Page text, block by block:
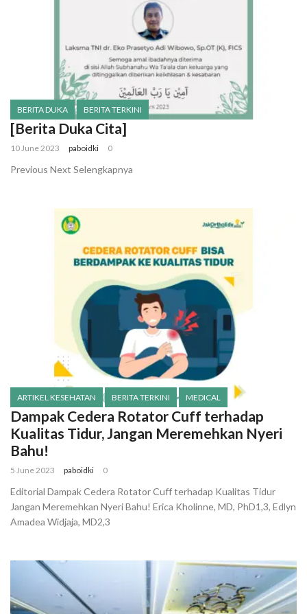
BERITA DUKA BERITA TERKINI
[Berita Duka Cita]
10 June 2023 paboidki 0
Previous Next Selengkapnya
ARTIKEL KESEHATAN BERITA TERKINI MEDICAL
Dampak Cedera Rotator Cuff terhadap
Kualitas Tidur, Jangan Meremehkan Nyeri
Bahu!
5 June 2023 paboidki 0
Editorial Dampak Cedera Rotator Cuff terhadap Kualitas Tidur
Jangan Meremehkan Nyeri Bahu! Erica Kholinne, MD, PhD1,3, Edlyn
Amadea Widjaja, MD2,3